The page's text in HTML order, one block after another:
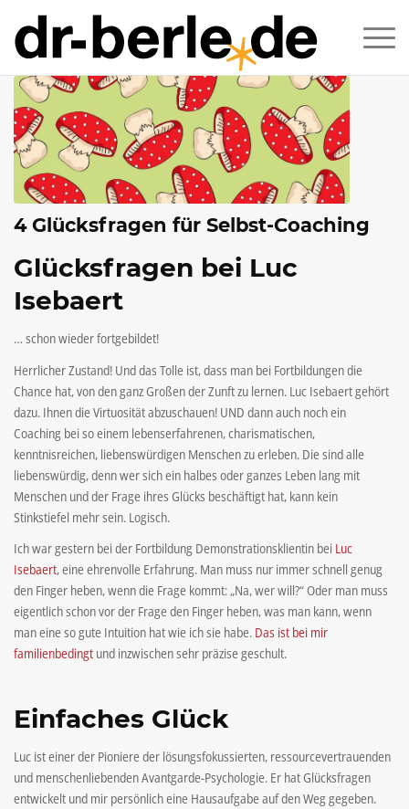
4 Glücksfragen für Selbst-Coaching
Glücksfragen bei Luc
Isebaert
… schon wieder fortgebildet!
Herrlicher Zustand! Und das Tolle ist, dass man bei Fortbildungen die
Chance hat, von den ganz Großen der Zunft zu lernen. Luc Isebaert gehört
dazu. Ihnen die Virtuosität abzuschauen! UND dann auch noch ein
Coaching bei so einem lebenserfahrenen, charismatischen,
kenntnisreichen, liebenswürdigen Menschen zu erleben. Die sind alle
liebenswürdig, denn wer sich ein halbes oder ganzes Leben lang mit
Menschen und der Frage ihres Glücks beschäftigt hat, kann kein
Stinkstiefel mehr sein. Logisch.
Ich war gestern bei der Fortbildung Demonstrationsklientin bei Luc
Isebaert, eine ehrenvolle Erfahrung. Man muss nur immer schnell genug
den Finger heben, wenn die Frage kommt: „Na, wer will?“ Oder man muss
eigentlich schon vor der Frage den Finger heben, was man kann, wenn
man eine so gute Intuition hat wie ich sie habe. Das ist bei mir
familienbedingt und inzwischen sehr präzise geschult.
Einfaches Glück
Luc ist einer der Pioniere der lösungsfokussierten, ressourcevertrauenden
und menschenliebenden Avantgarde-Psychologie. Er hat Glücksfragen
entwickelt und mir persönlich eine Hausaufgabe auf den Weg gegeben.